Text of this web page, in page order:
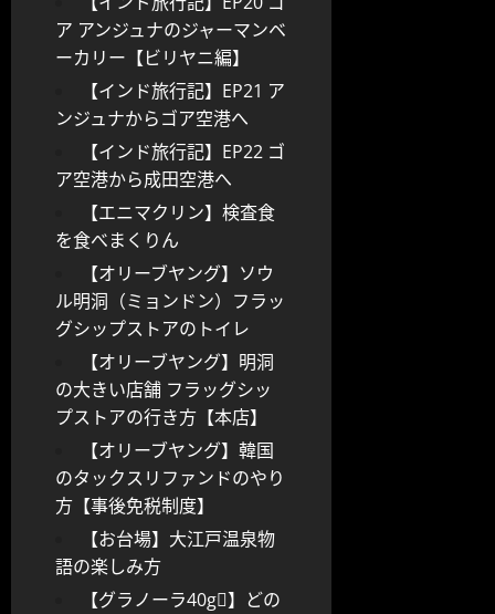
ア アンジュナのジャーマンベ
ーカリー【ビリヤニ編】
【インド旅行記】EP21 ア
ンジュナからゴア空港へ
【インド旅行記】EP22 ゴ
ア空港から成田空港へ
【エニマクリン】検査食
を食べまくりん
【オリーブヤング】ソウ
ル明洞（ミョンドン）フラッ
グシップストアのトイレ
【オリーブヤング】明洞
の大きい店舗 フラッグシッ
プストアの行き方【本店】
【オリーブヤング】韓国
のタックスリファンドのやり
方【事後免税制度】
【お台場】大江戸温泉物
語の楽しみ方
【グラノーラ40g】どの